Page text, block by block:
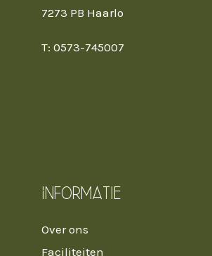
7273 PB Haarlo
T: 0573-745007
Informatie
Over ons
Faciliteiten